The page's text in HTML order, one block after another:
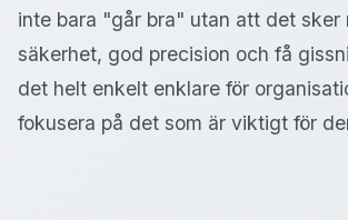
inte bara "går bra" utan att det sker
säkerhet, god precision och få
det helt enkelt enklare för
fokusera på det som är viktigt för